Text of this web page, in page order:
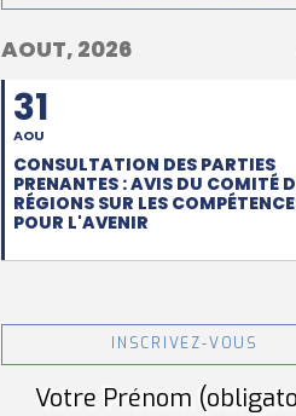
AOUT, 2026
31
AOU
CONSULTATION DES PARTIES
PRENANTES : AVIS DU COMITÉ
RÉGIONS SUR LES
POUR L'AVENIR
INSCRIVEZ-VOUS
Votre Prénom